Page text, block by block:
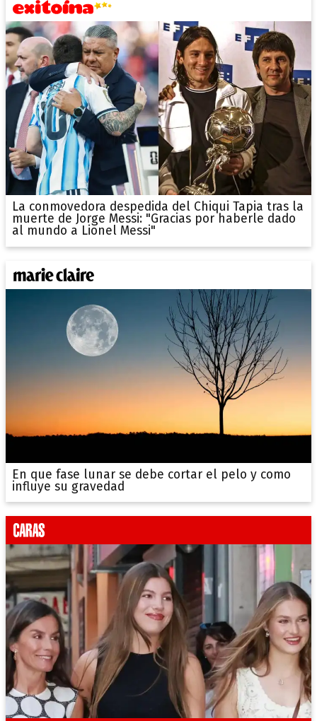
La conmovedora despedida del Chiqui Tapia tras la
muerte de Jorge Messi: "Gracias por haberle dado
al mundo a Lionel Messi"
En que fase lunar se debe cortar el pelo y como
influye su gravedad